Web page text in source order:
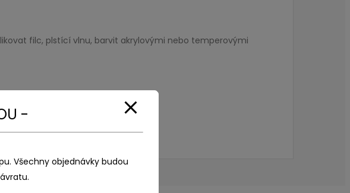
filc, plstící vlnu, barvit akrylovými nebo temperovými
-
Všechny objednávky budou